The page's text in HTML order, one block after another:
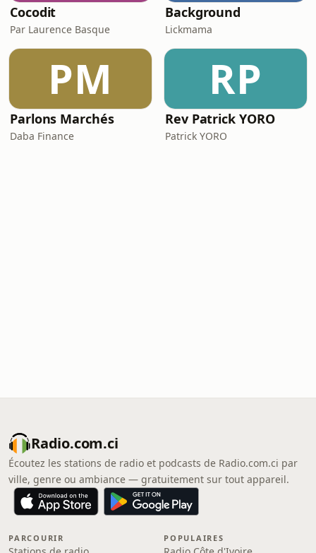
Cocodit
Par Laurence Basque
Background
Lickmama
PM
Parlons Marchés
Daba Finance
RP
Rev Patrick YORO
Patrick YORO
Radio.com.ci
Écoutez les stations de radio et podcasts de Radio.com.ci par
ville, genre ou ambiance — gratuitement sur tout appareil.
PARCOURIR POPULAIRES